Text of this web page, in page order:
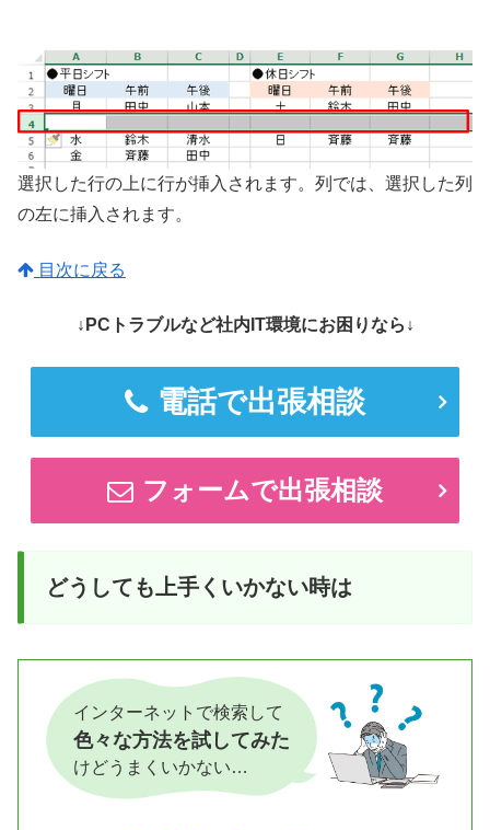
選択した行の上に行が挿入されます。列では、選択した列
の左に挿入されます。
目次に戻る
↓PCトラブルなど社内IT環境にお困りなら↓
電話で出張相談
フォームで出張相談
どうしても上手くいかない時は
インターネットで検索して
色々な方法を試してみた
けどうまくいかない…